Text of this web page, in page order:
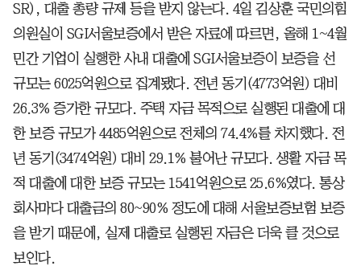
SR), 대출 총량 규제 등을 받지 않는다. 4일 김상훈 국민의힘
의원실이 SGI서울보증에서 받은 자료에 따르면, 올해 1~4월
민간 기업이 실행한 사내 대출에 SGI서울보증이 보증을 선
규모는 6025억원으로 집계됐다. 전년 동기(4773억원) 대비
26.3% 증가한 규모다. 주택 자금 목적으로 실행된 대출에 대
한 보증 규모가 4485억원으로 전체의 74.4%를 차지했다. 전
년 동기(3474억원) 대비 29.1% 불어난 규모다. 생활 자금 목
적 대출에 대한 보증 규모는 1541억원으로 25.6%였다. 통상
회사마다 대출금의 80~90% 정도에 대해 서울보증보험 보증
을 받기 때문에, 실제 대출로 실행된 자금은 더욱 클 것으로
보인다.